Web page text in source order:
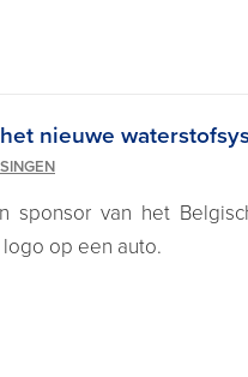
nieuwe
sponsor van het
op een auto.